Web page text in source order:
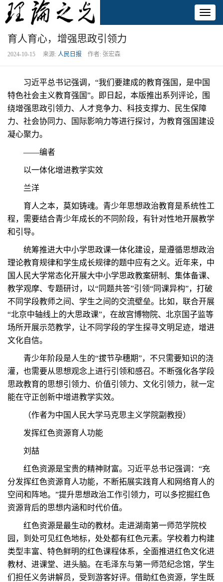
育人育心，增强思政引领力
2024-10-15 来源: 人民日报 作者: 张宏森
习近平总书记强调，“我们要建成的教育强国，是中国
特色社会主义教育强国”。即日起，本版推出系列评论，围
绕增强思政引领力、人才竞争力、科技支撑力、民生保障
力、社会协同力、国际影响力等进行探讨，为教育强国建设
凝心聚力。
——编者
以一体化增进教学实效
兰洋
育人之本，莫如铸魂。青少年思想政治教育是系统性工
程，需要结合青少年成长的不同阶段，有针对性地开展教学
和引导。
统筹推进大中小学思政课一体化建设，是遵循思想政治
理论教育规律和学生成长规律的题中应有之义。近年来，中
国人民大学常态化开展大中小学思政教案研制、集体备课、
教学观摩、专题研讨，以“同题共答”引领“同课异构”，打破
不同学段教师之间、学生之间的交流壁垒。比如，联合开展
“北京中轴线上的大思政课”，在故宫博物院、北京国子监等
场所开展示范教学，让不同学段的学生探寻文明足迹，增进
文化自信。
青少年阶段是人生的“拔节孕穗期”，不只需要知识的浇
灌，也需要从思想观念上进行引领和感召。不断强化各学段
思政教育的思想引领力、价值引领力、文化引领力，就一定
能在守正创新中增进教学实效。
（作者为中国人民大学马克思主义学院副教授）
发挥红色资源育人功能
刘喆
红色资源是宝贵的精神财富。习近平总书记强调：“充
分发挥红色资源育人功能，不断拓展实践育人和网络育人的
空间和阵地。”提升思想政治工作引领力，可以多挖掘红色
资源背后的思想内涵和时代价值。
红色资源是最生动的教材。走进湖南第一师范学院校
园，到处可见红色地标，处处都有红色元素。学校着力构建
类型丰富、特色鲜明的红色课程体系，全面推进红色文化进
教材、进课堂、进头脑。在毛泽东与第一师范纪念馆，学生
们担任义务讲解员，受到游客好评。借助红色资源，学生既